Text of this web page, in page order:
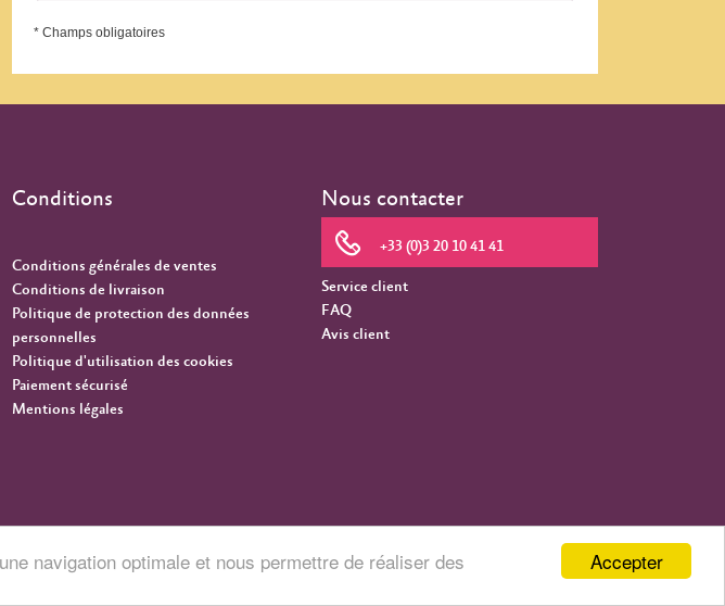
Accepter
navigation optimale et nous permettre de réaliser des
* Champs obligatoires
Conditions
Conditions générales de ventes
Conditions de livraison
Politique de protection des données
personnelles
Politique d'utilisation des cookies
Paiement sécurisé
Mentions légales
Nous contacter
+33 (0)3 20 10 41 41
Service client
FAQ
Avis client